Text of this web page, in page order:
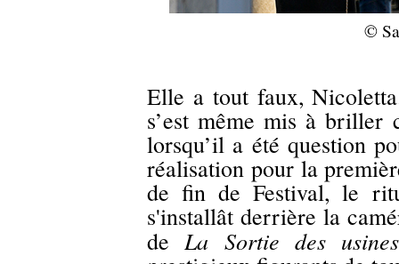
©
Elle a tout faux,
s’est même mis à briller
lorsqu’il a été question
réalisation pour la
de fin de Festival, le
s'installât derrière la
deLa Sortie des usines